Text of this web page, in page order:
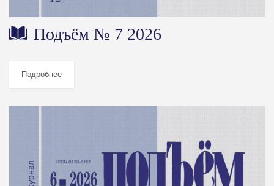
Подъём № 7 2026
Подробнее